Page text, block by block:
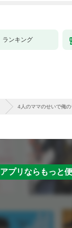
ランキング
4人のママのせいで俺
アプリならもっと